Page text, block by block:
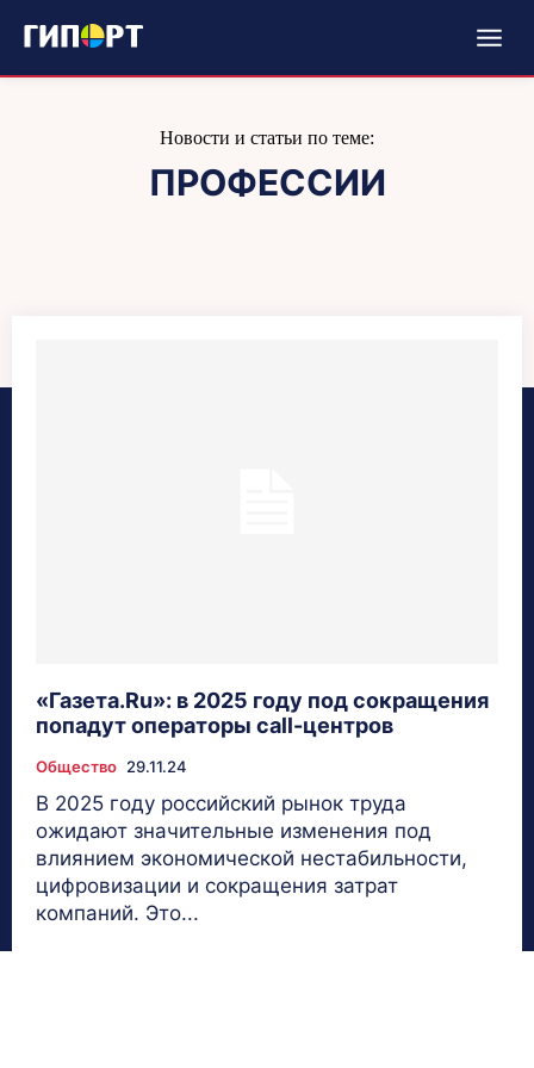
Новости и статьи по теме:
ПРОФЕССИИ
«Газета.Ru»: в 2025 году под сокращения
попадут операторы call-центров
Общество 29.11.24
В 2025 году российский рынок труда
ожидают значительные изменения под
влиянием экономической нестабильности,
цифровизации и сокращения затрат
компаний. Это...